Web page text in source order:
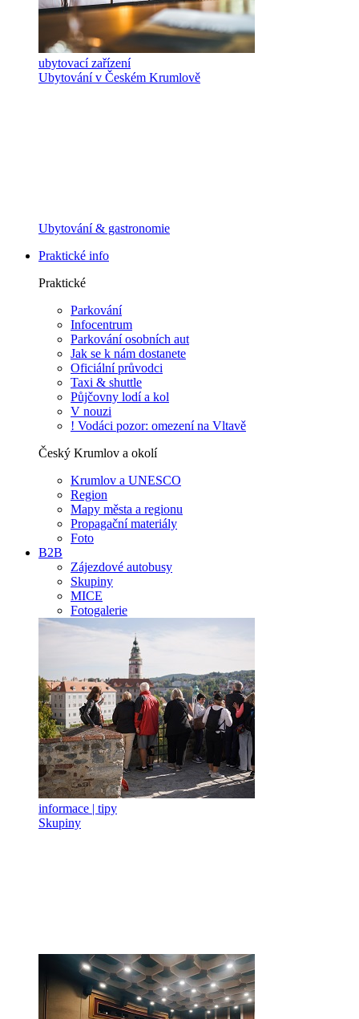
ubytovací zařízení
Ubytování v Českém Krumlově
Ubytování & gastronomie
Praktické info
Praktické
Parkování
Infocentrum
Parkování osobních aut
Jak se k nám dostanete
Oficiální průvodci
Taxi & shuttle
Půjčovny lodí a kol
V nouzi
! Vodáci pozor: omezení na Vltavě
Český Krumlov a okolí
Krumlov a UNESCO
Region
Mapy města a regionu
Propagační materiály
Foto
B2B
Zájezdové autobusy
Skupiny
MICE
Fotogalerie
informace | tipy
Skupiny